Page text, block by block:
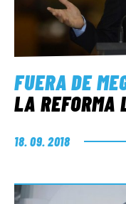
FUERA DE
LA REFORMA
18. 09. 2018